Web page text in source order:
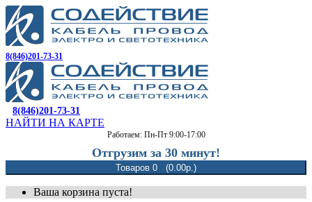
8(846)201-73-31
8(846)201-73-31
НАЙТИ НА КАРТЕ
Работаем: Пн-Пт 9:00-17:00
Отгрузим за 30 минут!
Товаров 0 (0.00р.)
Ваша корзина пуста!